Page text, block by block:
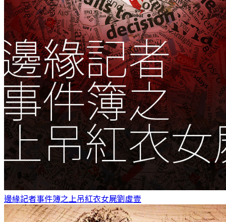
邊緣記者事件簿之上吊紅衣女屍劉虛壹